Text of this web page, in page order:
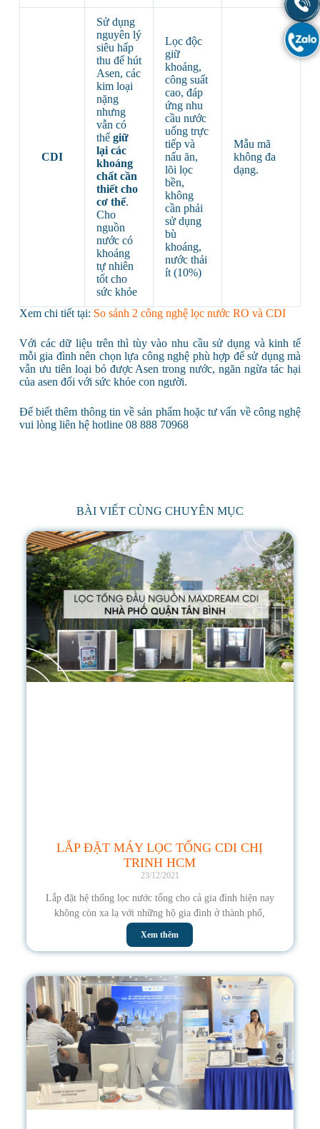
CDI
Sử dụng
nguyên lý
siêu hấp
thu để hút
Asen, các
kim loại
nặng
nhưng
vẫn có
thể giữ
lại các
khoáng
chất cần
thiết cho
cơ thể.
Cho
nguồn
nước có
khoáng
tự nhiên
tốt cho
sức khỏe
Lọc độc
giữ
khoáng,
công suất
cao, đáp
ứng nhu
cầu nước
uống trực
tiếp và
nấu ăn,
lõi lọc
bền,
không
cần phải
sử dụng
bù
khoáng,
nước thải
ít (10%)
Mẫu mã
không đa
dạng.
Xem chi tiết tại: So sánh 2 công nghệ lọc nước RO và CDI
Với các dữ liệu trên thì tùy vào nhu cầu sử dụng và kinh tế
mỗi gia đình nên chọn lựa công nghệ phù hợp để sử dụng mà
vẫn ưu tiên loại bỏ được Asen trong nước, ngăn ngừa tác hại
của asen đối với sức khỏe con người.
Để biết thêm thông tin về sản phẩm hoặc tư vấn về công nghệ
vui lòng liên hệ hotline 08 888 70968
BÀI VIẾT CÙNG CHUYÊN MỤC
LẮP ĐẶT MÁY LỌC TỔNG CDI CHỊ
TRINH HCM
23/12/2021
Lắp đặt hệ thống lọc nước tổng cho cả gia đình hiện nay
không còn xa lạ với những hộ gia đình ở thành phố,
Xem thêm